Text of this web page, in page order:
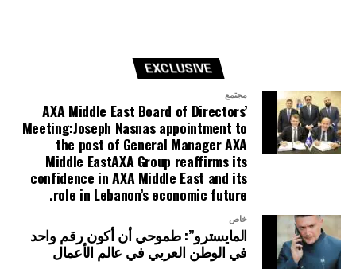
EXCLUSIVE
مجتمع
AXA Middle East Board of Directors’
Meeting:Joseph Nasnas appointment to
the post of General Manager AXA
Middle EastAXA Group reaffirms its
confidence in AXA Middle East and its
role in Lebanon’s economic future.
خاص
المايسترو”: طموحي أن أكون رقم واحد
في الوطن العربي في عالم الأعمال